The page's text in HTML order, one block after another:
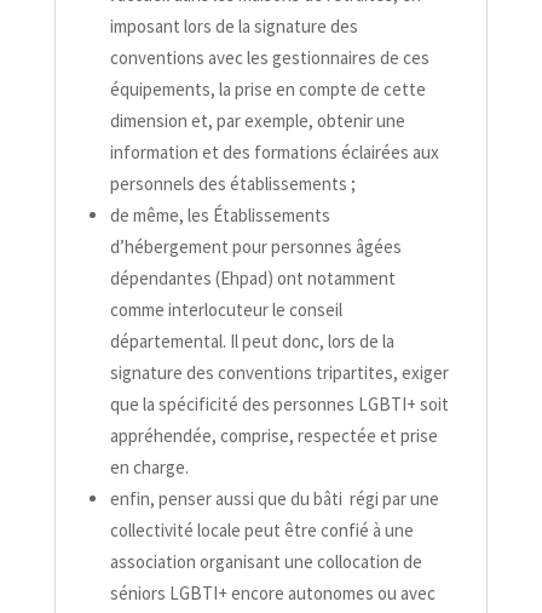
imposant lors de la signature des
conventions avec les gestionnaires de ces
équipements, la prise en compte de cette
dimension et, par exemple, obtenir une
information et des formations éclairées aux
personnels des établissements ;
de même, les Établissements
d’hébergement pour personnes âgées
dépendantes (Ehpad) ont notamment
comme interlocuteur le conseil
départemental. Il peut donc, lors de la
signature des conventions tripartites, exiger
que la spécificité des personnes LGBTI+ soit
appréhendée, comprise, respectée et prise
en charge.
enfin, penser aussi que du bâti régi par une
collectivité locale peut être confié à une
association organisant une collocation de
séniors LGBTI+ encore autonomes ou avec